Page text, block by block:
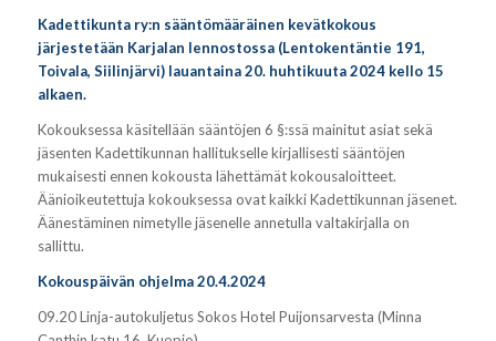
Kadettikunta ry:n sääntömääräinen kevätkokous
järjestetään Karjalan lennostossa (Lentokentäntie 191,
Toivala, Siilinjärvi) lauantaina 20. huhtikuuta 2024 kello 15
alkaen.
Kokouksessa käsitellään sääntöjen 6 §:ssä mainitut asiat sekä
jäsenten Kadettikunnan hallitukselle kirjallisesti sääntöjen
mukaisesti ennen kokousta lähettämät kokousaloitteet.
Äänioikeutettuja kokouksessa ovat kaikki Kadettikunnan jäsenet.
Äänestäminen nimetylle jäsenelle annetulla valtakirjalla on
sallittu.
Kokouspäivän ohjelma 20.4.2024
09.20 Linja-autokuljetus Sokos Hotel Puijonsarvesta (Minna